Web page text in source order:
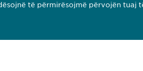
të përmirësojmë përvojën tuaj